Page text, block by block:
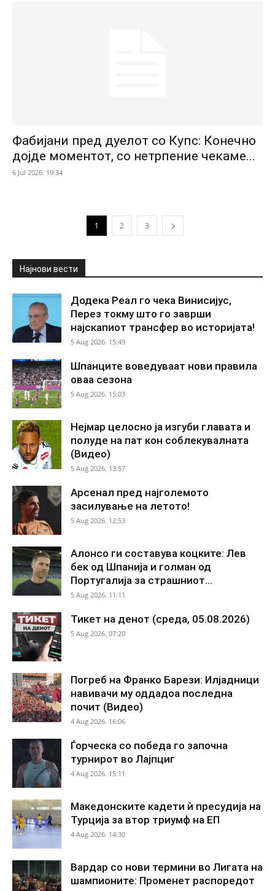
Фабијани пред дуелот со Купс: Конечно
дојде моментот, со нетрпение чекаме...
6 Jul 2026. 19:34
1 2 3
Најнови вести
Додека Реал го чека Винисијус,
Перез токму што го заврши
најскапиот трансфер во историјата!
5 Aug 2026. 15:49
Шпанците воведуваат нови правила
оваа сезона
5 Aug 2026. 15:03
Нејмар целосно ја изгуби главата и
полуде на пат кон соблекувалната
(Видео)
5 Aug 2026. 13:57
Арсенал пред најголемото
засилување на летото!
5 Aug 2026. 12:53
Алонсо ги составува коцките: Лев
бек од Шпанија и голман од
Португалија за страшниот...
5 Aug 2026. 11:11
Тикет на денот (среда, 05.08.2026)
5 Aug 2026. 07:20
Погреб на Франко Барези: Илјадници
навивачи му оддадоа последна
почит (Видео)
4 Aug 2026. 16:06
Ѓорческа со победа го започна
турнирот во Лајпциг
4 Aug 2026. 15:11
Македонските кадети ѝ пресудија на
Турција за втор триумф на ЕП
4 Aug 2026. 14:30
Вардар со нови термини во Лигата на
шампионите: Променет распоредот